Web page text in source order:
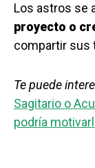
Los astros se
proyecto o
compartir sus
Te puede
Sagitario o
podría